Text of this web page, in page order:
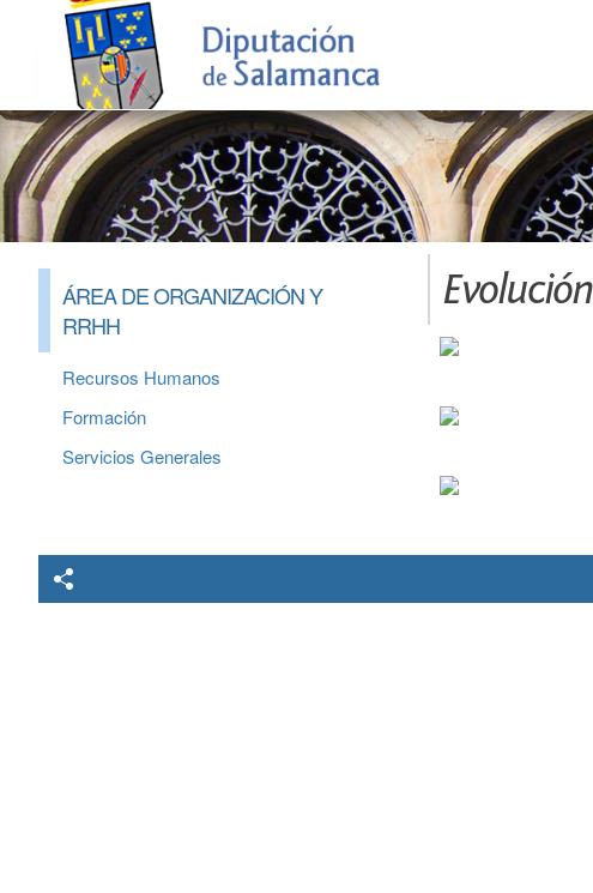
ÁREA DE ORGANIZACIÓN Y
RRHH
Recursos Humanos
Formación
Servicios Generales